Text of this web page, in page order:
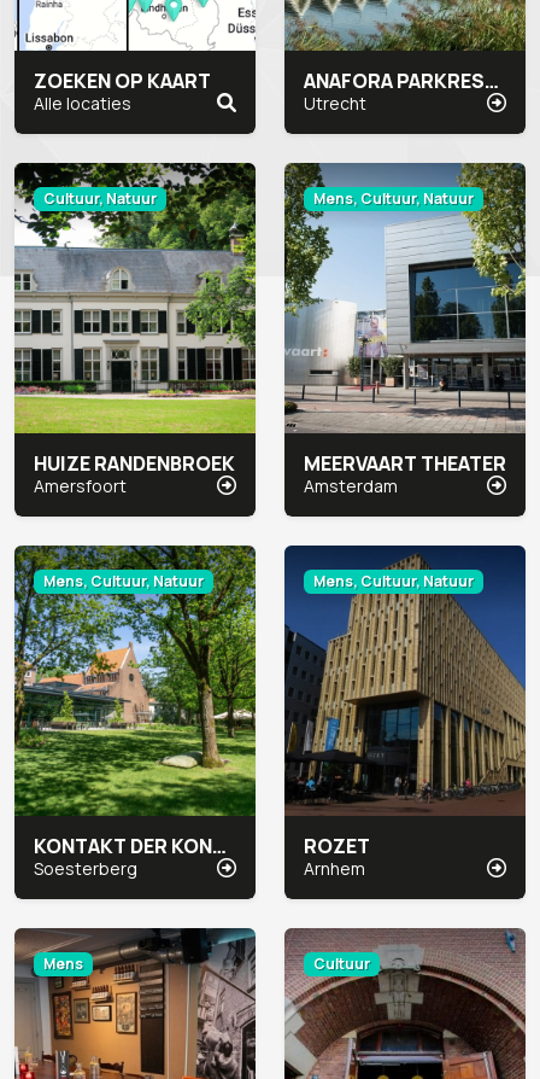
ZOEKEN OP KAART
Alle locaties
ANAFORA PARKRESTAURANT & EVENTS
Utrecht
Cultuur, Natuur
HUIZE RANDENBROEK
Amersfoort
Mens, Cultuur, Natuur
MEERVAART THEATER
Amsterdam
Mens, Cultuur, Natuur
KONTAKT DER KONTINENTEN
Soesterberg
Mens, Cultuur, Natuur
ROZET
Arnhem
Mens Cultuur